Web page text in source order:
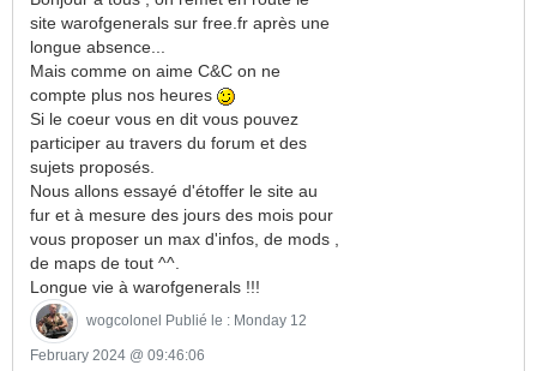
site warofgenerals sur free.fr après une
longue absence...
Mais comme on aime C&C on ne
compte plus nos heures
Si le coeur vous en dit vous pouvez
participer au travers du forum et des
sujets proposés.
Nous allons essayé d'étoffer le site au
fur et à mesure des jours des mois pour
vous proposer un max d'infos, de mods ,
de maps de tout ^^.
Longue vie à warofgenerals !!!
wogcolonel Publié le : Monday 12
February 2024 @ 09:46:06